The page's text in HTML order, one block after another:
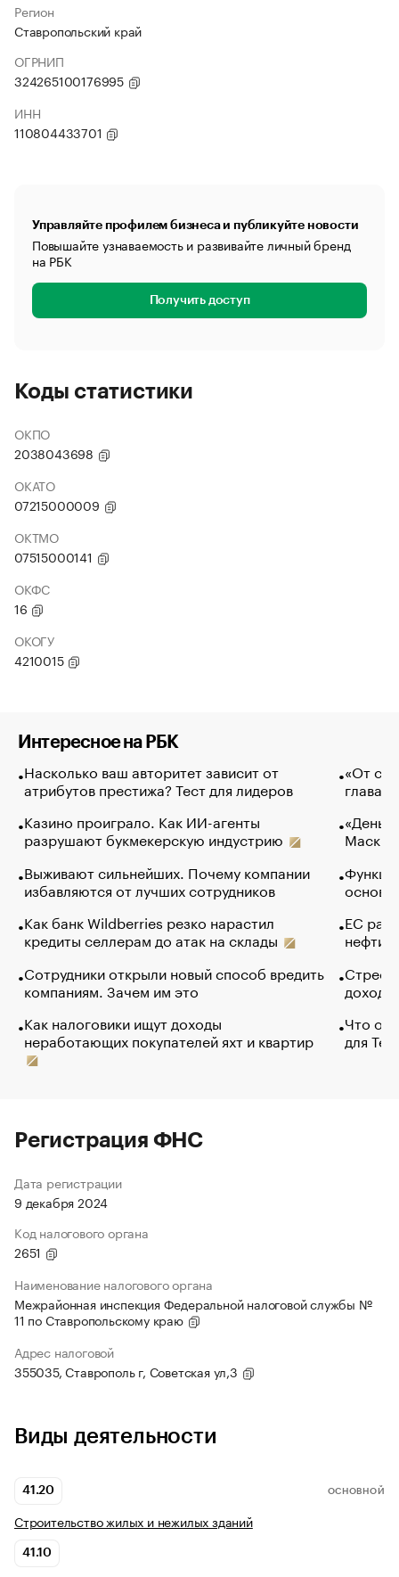
Регион
Ставропольский край
ОГРНИП
324265100176995
ИНН
110804433701
Управляйте профилем бизнеса и публикуйте новости
Повышайте узнаваемость и развивайте личный бренд
на РБК
Получить доступ
Коды статистики
ОКПО
2038043698
ОКАТО
07215000009
ОКТМО
07515000141
ОКФС
16
ОКОГУ
4210015
Интересное на РБК
Насколько ваш авторитет зависит от
атрибутов престижа? Тест для лидеров
Казино проиграло. Как ИИ-агенты
разрушают букмекерскую индустрию
Выживают сильнейших. Почему компании
избавляются от лучших сотрудников
Как банк Wildberries резко нарастил
кредиты селлерам до атак на склады
Сотрудники открыли новый способ вредить
компаниям. Зачем им это
Как налоговики ищут доходы
неработающих покупателей яхт и квартир
«От
глава
Маск в
основ
ЕС
нефти
Что
для
Регистрация ФНС
Дата регистрации
9 декабря 2024
Код налогового органа
2651
Наименование налогового органа
Межрайонная инспекция Федеральной налоговой службы №
11 по Ставропольскому краю
Адрес налоговой
355035, Ставрополь г, Советская ул,3
Виды деятельности
41.20 ОСНОВНОЙ
Строительство жилых и нежилых зданий
41.10